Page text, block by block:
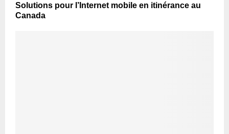
Solutions pour l’Internet mobile en itinérance au
Canada